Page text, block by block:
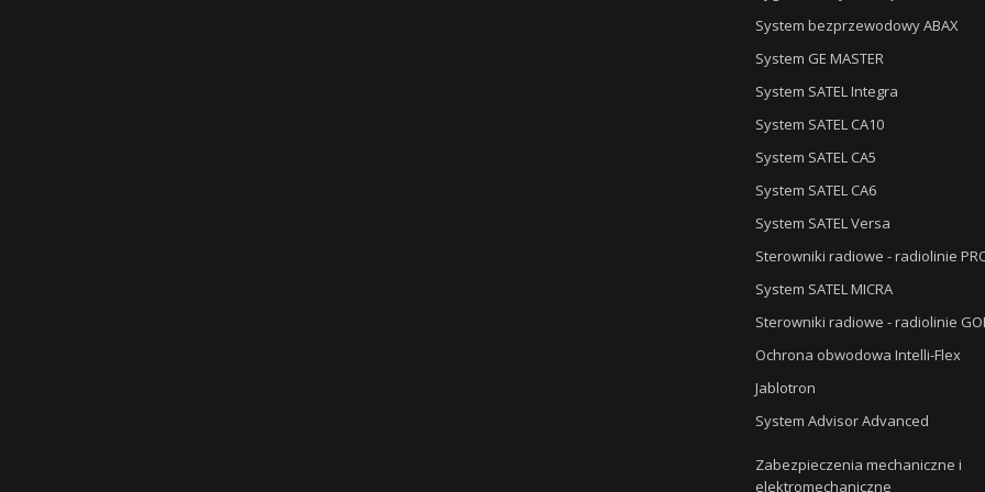
System bezprzewodowy ABAX
System GE MASTER
System SATEL Integra
System SATEL CA10
System SATEL CA5
System SATEL CA6
System SATEL Versa
Sterowniki radiowe - radiolinie
System SATEL MICRA
Sterowniki radiowe - radiolinie
Ochrona obwodowa Intelli-Flex
Jablotron
System Advisor Advanced
Zabezpieczenia mechaniczne i
elektromechaniczne